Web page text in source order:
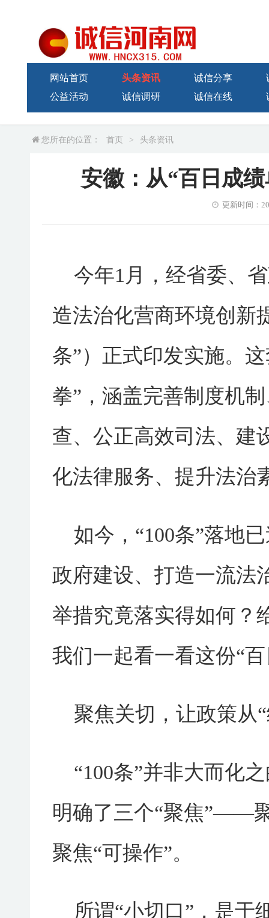
网站首页 头条资讯 诚信分享
公益活动
诚信调研 诚信在线
您所在的位置： 首页 > 头条资讯
安徽：从“百日成
更新时间：
今年1月，经省委、
造法治化营商环境创新
条”）正式印发实施。
拳”，涵盖完善制度机
查、公正高效司法、建
化法律服务、提升法治
如今，“100条”落地
政府建设、打造一流法
举措究竟落实得如何？
我们一起看一看这份“
聚焦关切，让政策从
“100条”并非大而化
明确了三个“聚焦”——
聚焦“可操作”。
所谓“小切口”，是于